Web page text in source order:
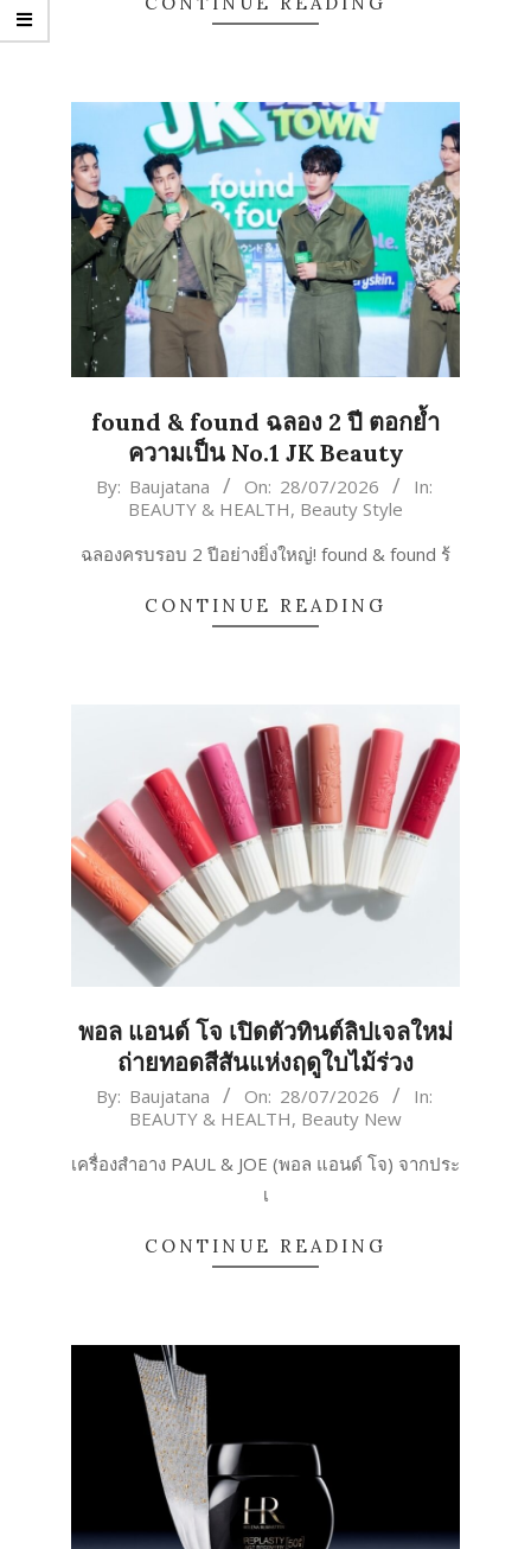
found & found ฉลอง 2 ปี ตอกย้ำ
ความเป็น No.1 JK Beauty
2026-
By: Baujatana On: 28/07/2026
In:
BEAUTY & HEALTH, Beauty Style
ฉลองครบรอบ 2 ปีอย่างยิ่งใหญ่! found & found ร้
CONTINUE READING
พอล แอนด์ โจ เปิดตัวทินต์ลิปเจลใหม่
ถ่ายทอดสีสันแห่งฤดูใบไม้ร่วง
2026-
28
By: Baujatana On: 28/07/2026
In:
BEAUTY & HEALTH, Beauty New
เครื่องสำอาง PAUL & JOE (พอล แอนด์ โจ) จากประ
เ
CONTINUE READING